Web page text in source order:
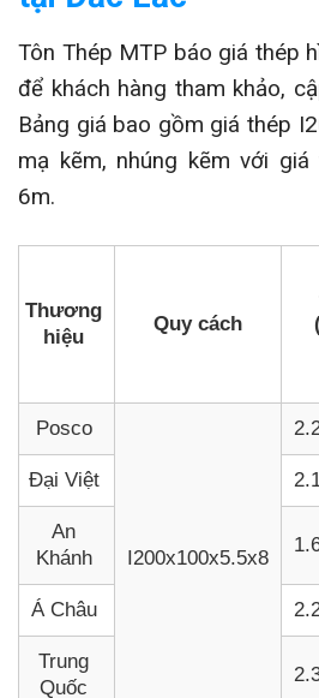
Tôn Thép MTP báo giá thép
để khách hàng tham khảo,
Bảng giá bao gồm giá thép
mạ kẽm, nhúng kẽm với
6m.
Thương
hiệu
Quy cách
Posco
I200x100x5.5x8
Đại Việt
An
Khánh
Á Châu
Trung
Quốc